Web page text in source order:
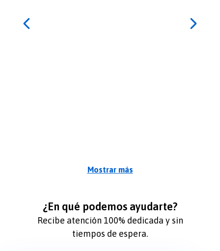
Mostrar más
¿En qué podemos ayudarte?
Recibe atención 100% dedicada y sin
tiempos de espera.